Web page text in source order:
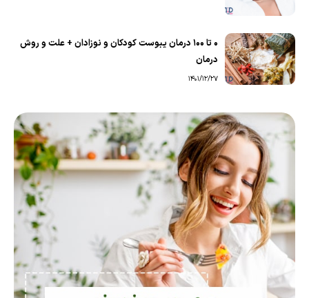
0 تا 100 درمان یبوست کودکان و نوزادان + علت و روش
درمان
1401/12/27